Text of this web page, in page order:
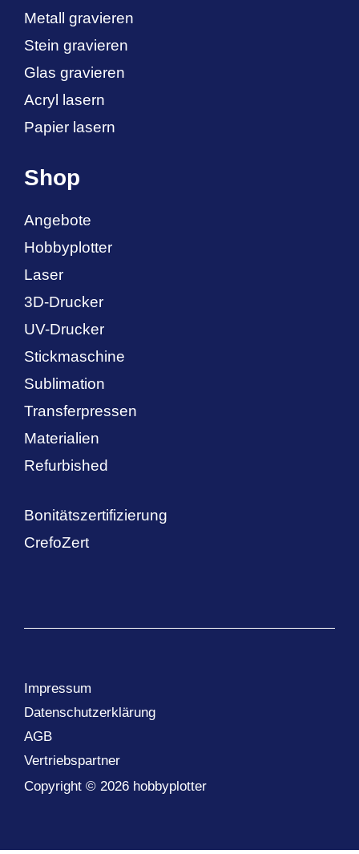
Metall gravieren
Stein gravieren
Glas gravieren
Acryl lasern
Papier lasern
Shop
Angebote
Hobbyplotter
Laser
3D-Drucker
UV-Drucker
Stickmaschine
Sublimation
Transferpressen
Materialien
Refurbished
Bonitätszertifizierung
CrefoZert
Copyright © 2026 hobbyplotter
Impressum
Datenschutzerklärung
AGB
Vertriebspartner